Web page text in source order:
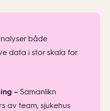
både
data i stor skala for
– Samanlikn
av team, sjukehus